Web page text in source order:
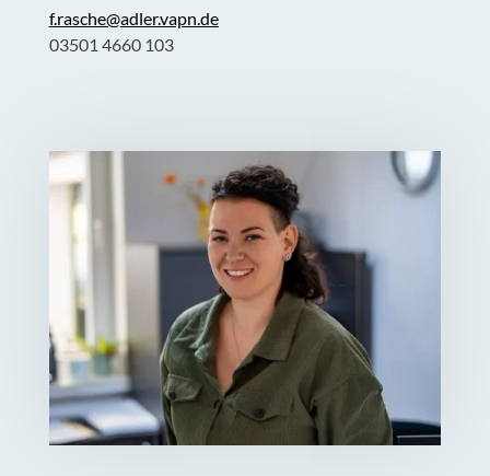
f.rasche@adler.vapn.de
03501 4660 103